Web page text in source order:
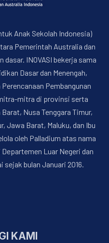
Anak Sekolah Indonesia)
Pemerintah Australia dan
INOVASI bekerja sama
Dasar dan Menengah,
Pembangunan
mitra di provinsi serta
Nusa Tenggara Timur,
Jawa Barat, Maluku, dan Ibu
oleh Palladium atas nama
Luar Negeri dan
sejak bulan Januari 2016.
KAMI